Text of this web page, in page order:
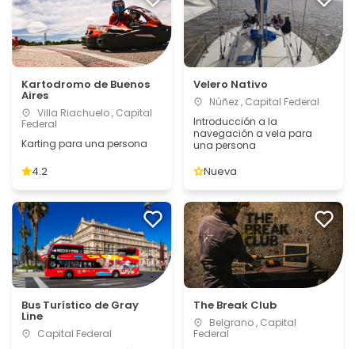
Kartodromo de Buenos
Aires
Villa Riachuelo , Capital
Federal
Karting para una persona
4.2
Velero Nativo
Núñez , Capital Federal
Introducción a la
navegación a vela para
una persona
Nueva
Bus Turístico de Gray
Line
Capital Federal
The Break Club
Belgrano , Capital
Federal